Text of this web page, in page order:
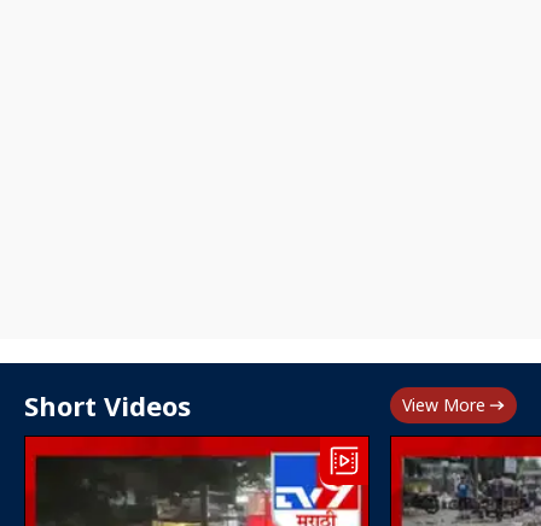
Short Videos View More